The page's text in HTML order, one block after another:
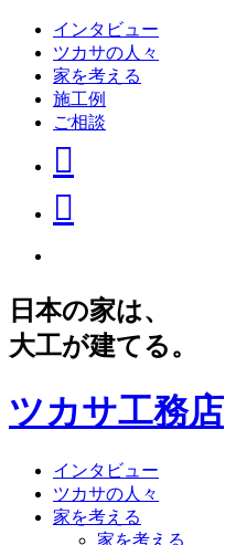
インタビュー
ツカサの人々
家を考える
施工例
ご相談
日本の家は、
大工が建てる。
ツカサ工務店
インタビュー
ツカサの人々
家を考える
家を考える